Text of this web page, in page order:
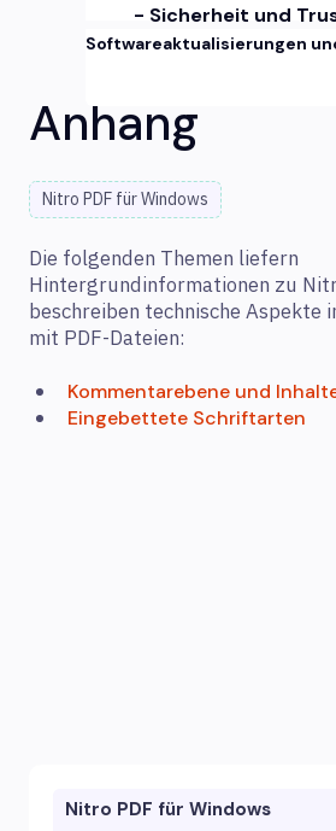
- Sicherheit und
Softwareaktualisierungen
Anhang
Nitro PDF für Windows
Die folgenden Themen liefern
Hintergrundinformationen zu
beschreiben technische Aspekte
mit PDF-Dateien:
Kommentarebene und
Eingebettete Schriftarten
Nitro PDF für Windows